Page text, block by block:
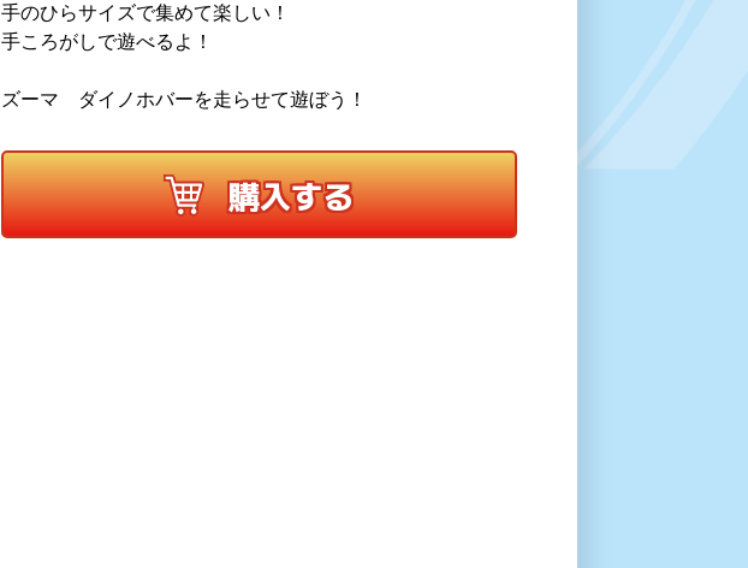
手のひらサイズで集めて楽しい！
手ころがしで遊べるよ！
ズーマ ダイノホバーを走らせて遊ぼう！
購入する